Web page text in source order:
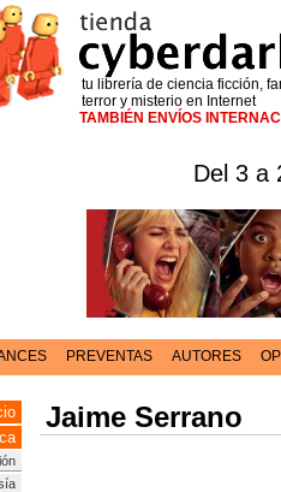
tu librería de ciencia ficción,
terror y misterio en Internet
TAMBIÉN ENVÍOS
Del 3 a
PREVENTAS AUTORES
Jaime Serrano